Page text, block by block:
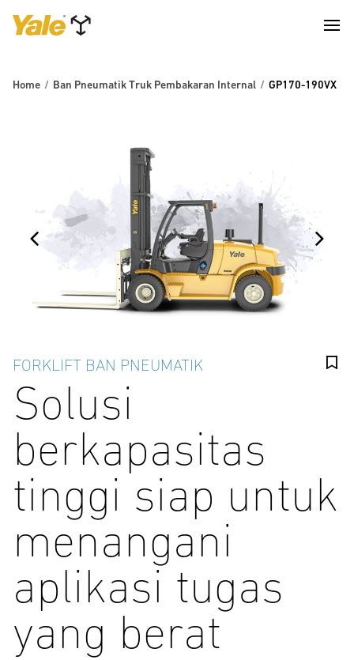
Home Ban Pneumatik Truk Pembakaran Internal GP170-190VX
FORKLIFT BAN PNEUMATIK
Solusi
berkapasitas
tinggi siap untuk
menangani
aplikasi tugas
yang berat